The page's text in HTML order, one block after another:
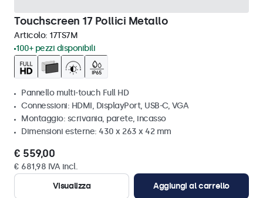
Touchscreen 17 Pollici Metallo
Articolo: 17TS7M
100+ pezzi disponibili
Pannello multi-touch Full HD
Connessioni: HDMI, DisplayPort, USB-C, VGA
Montaggio: scrivania, parete, incasso
Dimensioni esterne: 430 x 263 x 42 mm
€ 559,00
€ 681,98 IVA incl.
Visualizza
Aggiungi al carrello